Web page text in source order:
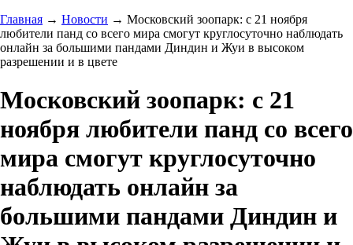
Главная → Новости → Московский зоопарк: с 21 ноября
любители панд со всего мира смогут круглосуточно наблюдать
онлайн за большими пандами Диндин и Жуи в высоком
разрешении и в цвете
Московский зоопарк: с 21
ноября любители панд со всего
мира смогут круглосуточно
наблюдать онлайн за
большими пандами Диндин и